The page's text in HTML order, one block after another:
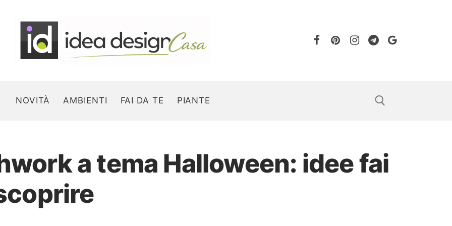
NOVITÀ AMBIENTI FAI DA TE PIANTE
Search for:
a tema Halloween: idee fai